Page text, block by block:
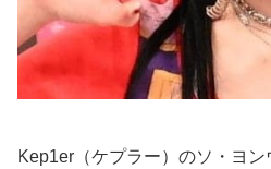
Kep1er（ケプラー）のソ・ヨ